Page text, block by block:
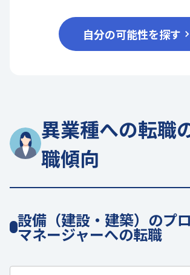
自分の可能性を探す
異業種への転職
職傾向
設備（建設・建築）のプ
マネージャーへの転職